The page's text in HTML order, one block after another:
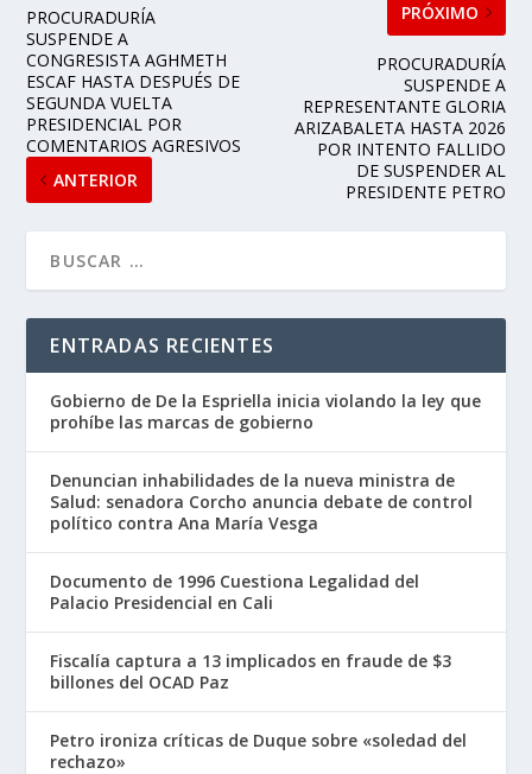
PROCURADURÍA
SUSPENDE A
CONGRESISTA AGHMETH
ESCAF HASTA DESPUÉS DE
SEGUNDA VUELTA
PRESIDENCIAL POR
COMENTARIOS AGRESIVOS
ANTERIOR
PRÓXIMO
PROCURADURÍA
SUSPENDE A
REPRESENTANTE GLORIA
ARIZABALETA HASTA 2026
POR INTENTO FALLIDO
DE SUSPENDER AL
PRESIDENTE PETRO
ENTRADAS RECIENTES
Gobierno de De la Espriella inicia violando la ley que
prohíbe las marcas de gobierno
Denuncian inhabilidades de la nueva ministra de
Salud: senadora Corcho anuncia debate de control
político contra Ana María Vesga
Documento de 1996 Cuestiona Legalidad del
Palacio Presidencial en Cali
Fiscalía captura a 13 implicados en fraude de $3
billones del OCAD Paz
Petro ironiza críticas de Duque sobre «soledad del
rechazo»